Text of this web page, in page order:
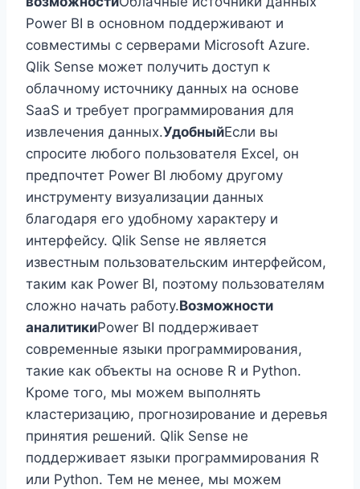
Power BI в основном поддерживают и
совместимы с серверами Microsoft Azure.
Qlik Sense может получить доступ к
облачному источнику данных на основе
SaaS и требует программирования для
извлечения данных.УдобныйЕсли вы
спросите любого пользователя Excel, он
предпочтет Power BI любому другому
инструменту визуализации данных
благодаря его удобному характеру и
интерфейсу. Qlik Sense не является
известным пользовательским интерфейсом,
таким как Power BI, поэтому пользователям
сложно начать работу.Возможности
аналитикиPower BI поддерживает
современные языки программирования,
такие как объекты на основе R и Python.
Кроме того, мы можем выполнять
кластеризацию, прогнозирование и деревья
принятия решений. Qlik Sense не
поддерживает языки программирования R
или Python. Тем не менее, мы можем